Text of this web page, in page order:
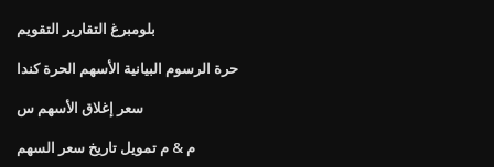
بلومبرغ التقارير التقويم
حرة الرسوم البيانية الأسهم الحرة كندا
سعر إغلاق الأسهم س
م & م تمويل تاريخ سعر السهم